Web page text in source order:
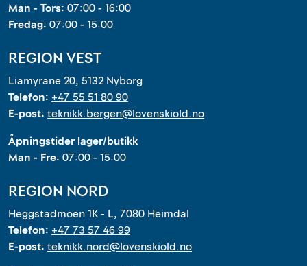
Man - Tors: 07:00 - 16:00
Fredag: 07:00 - 15:00
REGION VEST
Liamyrane 20, 5132 Nyborg
Telefon: +47 55 51 80 90
E-post: teknikk.bergen@lovenskiold.no
Åpningstider lager/butikk
Man - Fre: 07:00 - 15:00
REGION NORD
Heggstadmoen 1K - L, 7080 Heimdal
Telefon: +47 73 57 46 99
E-post: teknikk.nord@lovenskiold.no